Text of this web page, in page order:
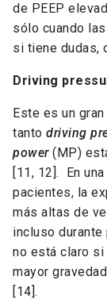
de PEEP
sólo cuando
si tiene dudas,
Driving
Este es un
tanto driving
power(MP)
[11, 12]. En
pacientes, la
más altas de
incluso
no está claro
mayor
[14].